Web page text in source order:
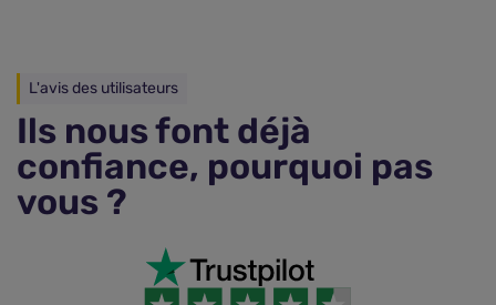
L'avis des utilisateurs
Ils nous font déjà
confiance, pourquoi pas
vous ?